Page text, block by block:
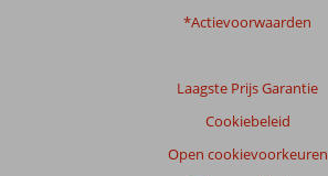
*Actievoorwaarden
Laagste Prijs Garantie
Cookiebeleid
Open cookievoorkeuren